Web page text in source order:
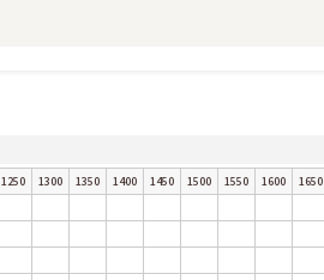
1250 1300 1350 1400 1450 1500 1550 1600 1650